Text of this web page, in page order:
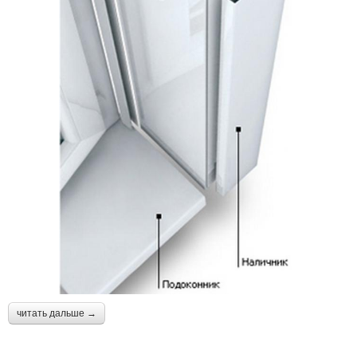
читать дальше →